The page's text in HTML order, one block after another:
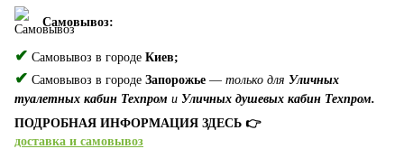
Самовывоз:
✔ Самовывоз в городе Киев;
✔ Самовывоз в городе Запорожье — только для Уличных
туалетных кабин Техпром и Уличных душевых кабин Техпром.
ПОДРОБНАЯ ИНФОРМАЦИЯ ЗДЕСЬ 👉
доставка и самовывоз